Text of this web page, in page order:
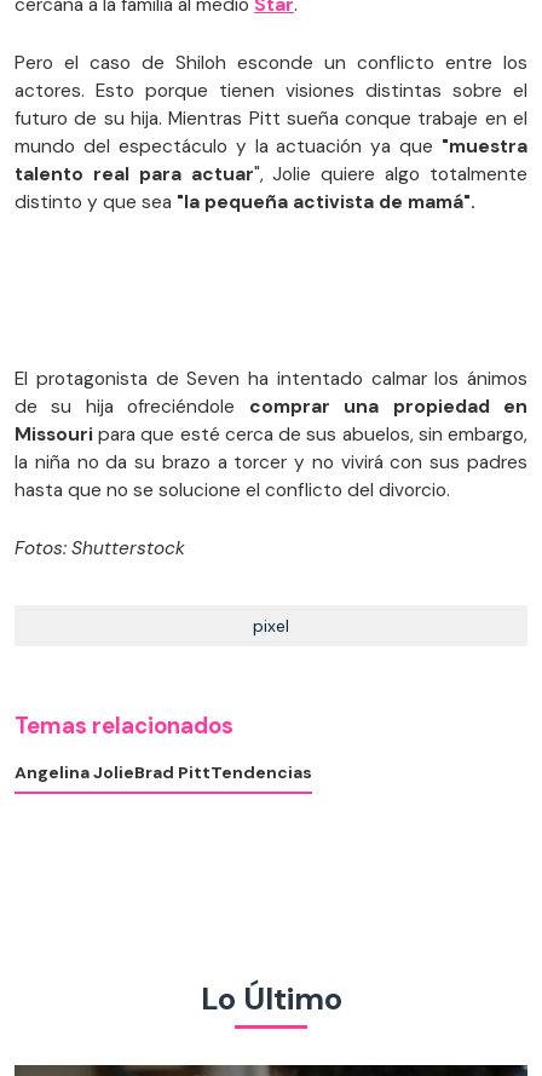
cercana a la familia al medio Star.
Pero el caso de Shiloh esconde un conflicto entre los
actores. Esto porque tienen visiones distintas sobre el
futuro de su hija. Mientras Pitt sueña conque trabaje en el
mundo del espectáculo y la actuación ya que "muestra
talento real para actuar", Jolie quiere algo totalmente
distinto y que sea "la pequeña activista de mamá".
El protagonista de Seven ha intentado calmar los ánimos
de su hija ofreciéndole comprar una propiedad en
Missouripara que esté cerca de sus abuelos, sin embargo,
la niña no da su brazo a torcer y no vivirá con sus padres
hasta que no se solucione el conflicto del divorcio.
Fotos: Shutterstock
pixel
Temas relacionados
Angelina JolieBrad PittTendencias
Lo Último